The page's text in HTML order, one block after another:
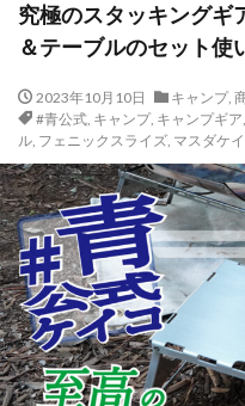
究極のスタッキングギ
＆テーブルのセット使
2023年10月10日 キャンプ,
#青公式, キャンプ, キャンプギア,
ル, フェニックスライズ, マスダケ